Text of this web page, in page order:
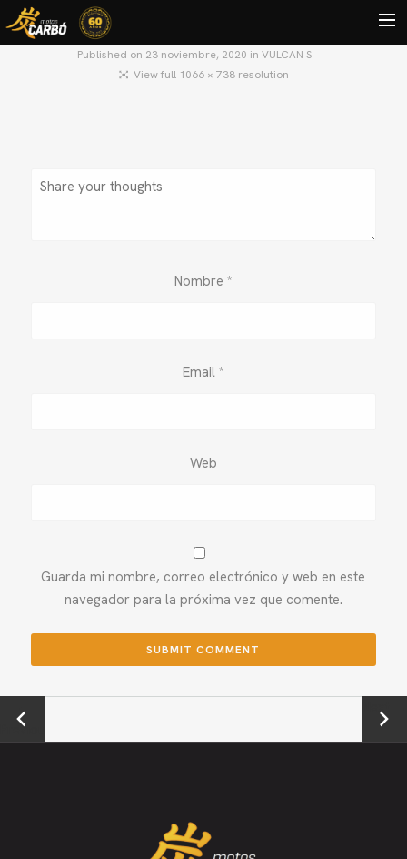
BLOG
Published on 23 noviembre, 2020 in VULCAN S
View full 1066 × 738 resolution
Nombre *
Email *
Web
Guarda mi nombre, correo electrónico y web en este
navegador para la próxima vez que comente.
←
Previou
Next →